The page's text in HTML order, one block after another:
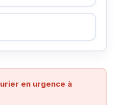
en urgence à